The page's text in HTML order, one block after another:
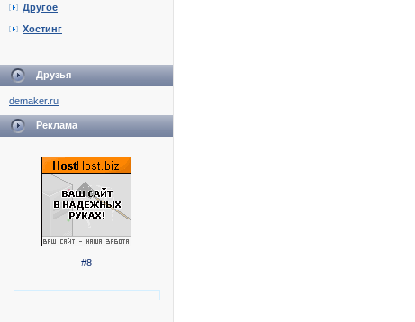
Другое
Хостинг
Друзья
demaker.ru
Реклама
#8